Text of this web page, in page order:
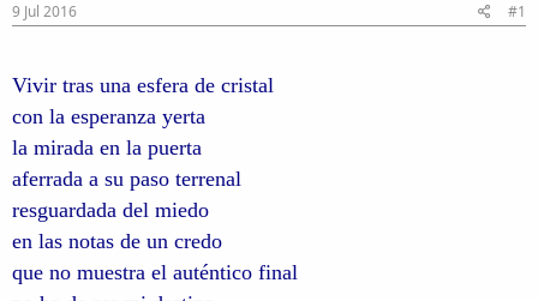
9 Jul 2016 #1
Vivir tras una esfera de cristal
con la esperanza yerta
la mirada en la puerta
aferrada a su paso terrenal
resguardada del miedo
en las notas de un credo
que no muestra el auténtico final